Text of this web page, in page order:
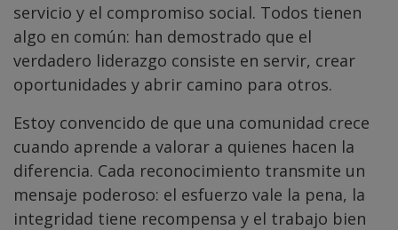
servicio y el compromiso social. Todos tienen
algo en común: han demostrado que el
verdadero liderazgo consiste en servir, crear
oportunidades y abrir camino para otros.
Estoy convencido de que una comunidad crece
cuando aprende a valorar a quienes hacen la
diferencia. Cada reconocimiento transmite un
mensaje poderoso: el esfuerzo vale la pena, la
integridad tiene recompensa y el trabajo bien